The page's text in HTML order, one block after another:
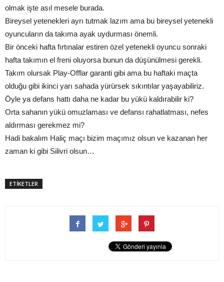
olmak işte asıl mesele burada.
Bireysel yetenekleri ayrı tutmak lazım ama bu bireysel yetenekli
oyuncuların da takıma ayak uydurması önemli.
Bir önceki hafta fırtınalar estiren özel yetenekli oyuncu sonraki
hafta takımın el freni oluyorsa bunun da düşünülmesi gerekli.
Takım olursak Play-Offlar garanti gibi ama bu haftaki maçta
olduğu gibi ikinci yarı sahada yürürsek sıkıntılar yaşayabiliriz.
Öyle ya defans hattı daha ne kadar bu yükü kaldırabilir ki?
Orta sahanın yükü omuzlaması ve defansı rahatlatması, nefes
aldırması gerekmez mi?
Hadi bakalım Haliç maçı bizim maçımız olsun ve kazanan her
zaman ki gibi Silivri olsun…
ETİKETLER